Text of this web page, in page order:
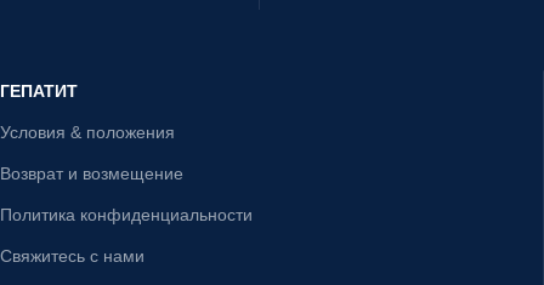
ГЕПАТИТ
Условия & положения
Возврат и возмещение
Политика конфиденциальности
Свяжитесь с нами